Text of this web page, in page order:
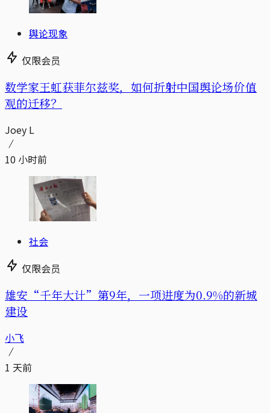
舆论现象
仅限会员
数学家王虹获菲尔兹奖，如何折射中国舆论场价值
观的迁移？
Joey L
10 小时前
社会
仅限会员
雄安“千年大计”第9年，一项进度为0.9%的新城
建设
小飞
1 天前